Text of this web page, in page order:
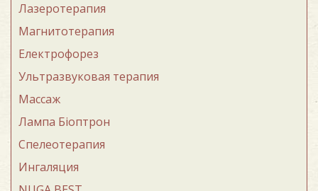
Лазеротерапия
Магнитотерапия
Електрофорез
Ультразвуковая терапия
Массаж
Лампа Бiоптрон
Спелеотерапия
Ингаляция